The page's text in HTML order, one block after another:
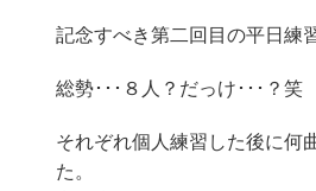
記念すべき第二回目の平日練
総勢･･･８人？だっけ･･･？笑
それぞれ個人練習した後に何
た。